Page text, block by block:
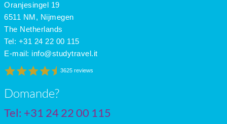
Oranjesingel 19
6511 NM, Nijmegen
The Netherlands
Tel: +31 24 22 00 115
E-mail: info@studytravel.it
3625 reviews
Domande?
Tel: +31 24 22 00 115